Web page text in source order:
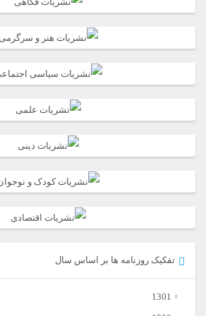
تفکیک روزنامه ها بر اساس سال
1301